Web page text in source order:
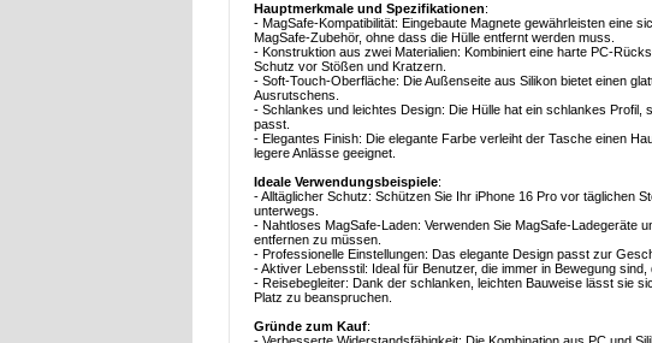
Hauptmerkmale und Spezifikationen:
- MagSafe-Kompatibilität: Eingebaute Magnete gewährleisten eine
MagSafe-Zubehör, ohne dass die Hülle entfernt werden muss.
- Konstruktion aus zwei Materialien: Kombiniert eine harte PC-
Schutz vor Stößen und Kratzern.
- Soft-Touch-Oberfläche: Die Außenseite aus Silikon bietet einen
Ausrutschens.
- Schlankes und leichtes Design: Die Hülle hat ein schlankes
passt.
- Elegantes Finish: Die elegante Farbe verleiht der Tasche einen
legere Anlässe geeignet.
Ideale Verwendungsbeispiele:
- Alltäglicher Schutz: Schützen Sie Ihr iPhone 16 Pro vor täglichen
unterwegs.
- Nahtloses MagSafe-Laden: Verwenden Sie MagSafe-Ladegeräte
entfernen zu müssen.
- Professionelle Einstellungen: Das elegante Design passt zur
- Aktiver Lebensstil: Ideal für Benutzer, die immer in Bewegung
- Reisebegleiter: Dank der schlanken, leichten Bauweise lässt sie
Platz zu beanspruchen.
Gründe zum Kauf: